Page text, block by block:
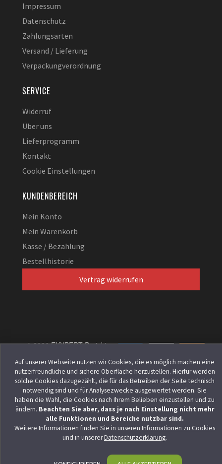
Impressum
Datenschutz
Zahlungsarten
Versand / Lieferung
Verpackungverordnung
SERVICE
Widerruf
Über uns
Lieferprogramm
Kontakt
Cookie Einstellungen
KUNDENBEREICH
Mein Konto
Mein Warenkorb
Kasse / Bezahlung
Bestellhistorie
Vertrag widerrufen
© 2026EXXPERT Projekt
Auf unserer Webseite nutzen wir Cookies, die es möglich machen eine
nutzerfreundliche und sichere Oberfläche herzustellen. Hierfür werden
solche Cookies dazugezählt, die für das Betreiben der Seite technisch
notwendig sind und für Analysezwecke ausgewertet werden. Sie
haben die Wahl, die Cookies nach Ihrem Belieben einzustellen und zu
ändern. Beachten Sie aber, dass je nach Einstellung nicht mehr
alle Funktionen und Bereiche nutzbar sind.
Weitere Informationen finden Sie in unseren Informationen zu Cookies
und in unsererDatenschutzerklärung.